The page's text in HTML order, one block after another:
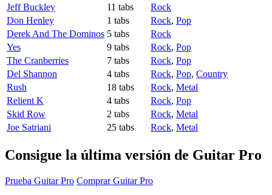
Jeff Buckley
11 tabs
Rock
Don Henley
1 tabs Rock, Pop
Derek And The Dominos 5 tabs
Rock
Yes
9 tabs Rock, Pop
The Cranberries
7 tabs Rock, Pop
Del Shannon
4 tabs Rock, Pop, Country
Rush
18 tabs Rock, Metal
Relient K
4 tabs Rock, Pop
Skid Row
2 tabs Rock, Metal
Joe Satriani
25 tabs Rock, Metal
Consigue la última versión de Guitar Pro
Prueba Guitar Pro Comprar Guitar Pro